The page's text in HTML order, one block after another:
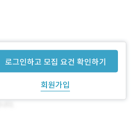
로그인하고 모집 요건 확인하기
회원가입